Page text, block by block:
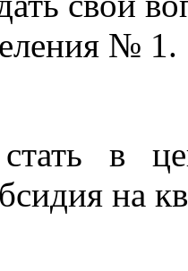
№ 1.
в
на